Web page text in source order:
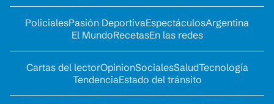
PolicialesPasión DeportivaEspectáculosArgentina
El MundoRecetasEn las redes
Cartas del lectorOpinionSocialesSaludTecnología
TendenciaEstado del tránsito